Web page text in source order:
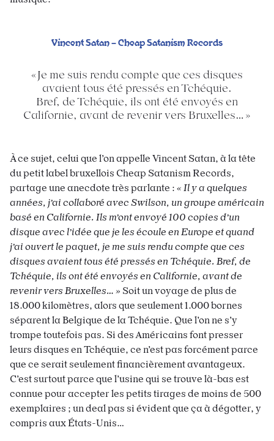
Vincent Satan – Cheap Satanism Records
Je me suis rendu compte que ces disques
avaient tous été pressés en Tchéquie.
Bref, de Tchéquie, ils ont été envoyés en
Californie, avant de revenir vers Bruxelles…
À ce sujet, celui que l’on appelle Vincent Satan, à la tête
du petit label bruxellois Cheap Satanism Records,
partage une anecdote très parlante : « Il y a quelques
années, j’ai collaboré avec Swilson, un groupe américain
basé en Californie. Ils m’ont envoyé 100 copies d’un
disque avec l’idée que je les écoule en Europe et quand
j’ai ouvert le paquet, je me suis rendu compte que ces
disques avaient tous été pressés en Tchéquie. Bref, de
Tchéquie, ils ont été envoyés en Californie, avant de
revenir vers Bruxelles… » Soit un voyage de plus de
18.000 kilomètres, alors que seulement 1.000 bornes
séparent la Belgique de la Tchéquie. Que l’on ne s’y
trompe toutefois pas. Si des Américains font presser
leurs disques en Tchéquie, ce n’est pas forcément parce
que ce serait seulement financièrement avantageux.
C’est surtout parce que l’usine qui se trouve là-bas est
connue pour accepter les petits tirages de moins de 500
exemplaires ; un deal pas si évident que ça à dégotter, y
compris aux États-Unis…